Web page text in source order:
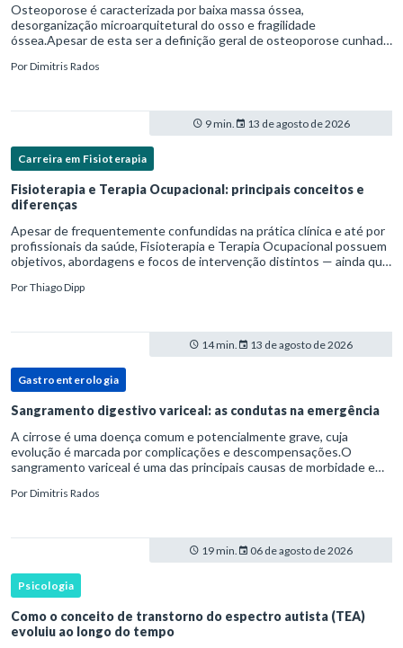
Osteoporose é caracterizada por baixa massa óssea,
desorganização microarquitetural do osso e fragilidade
óssea.Apesar de esta ser a definição geral de osteoporose cunhada
patofisiológico, e não c
PorDimitris Rados
9 min. 13 de agosto de 2026
Carreira em Fisioterapia
Fisioterapia e Terapia Ocupacional: principais conceitos e
diferenças
Apesar de frequentemente confundidas na prática clínica e até por
profissionais da saúde, Fisioterapia e Terapia Ocupacional possuem
objetivos, abordagens e focos de intervenção distintos — ainda que
PorThiago Dipp
14 min. 13 de agosto de 2026
Gastroenterologia
Sangramento digestivo variceal: as condutas na emergência
A cirrose é uma doença comum e potencialmente grave, cuja
evolução é marcada por complicações e descompensações.O
sangramento variceal é uma das principais causas de morbidade e
hipertensão port
PorDimitris Rados
19 min. 06 de agosto de 2026
Psicologia
Como o conceito de transtorno do espectro autista (TEA)
evoluiu ao longo do tempo